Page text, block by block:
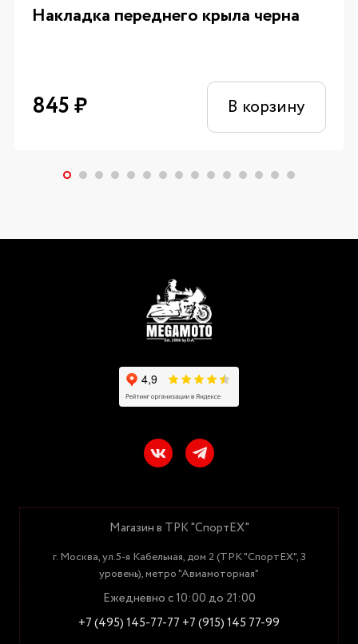
Накладка переднего крыла черна
845₽ В корзину
Магазин в ТРК "СпортЕХ"
г. Москва, ул.5-я Кабельная, дом 2 (ТРК "СпортЕХ", 3
уровень), метро "Авиамоторная"
Ежедневно с 10:00 до 21:00
+7 (495) 145-77-77 +7 (915) 145 77-99